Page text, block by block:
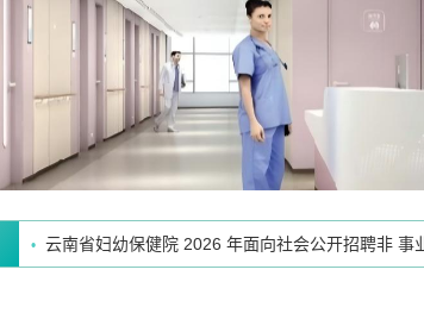
云南省妇幼保健院2026年社会组织参与消除艾滋
• 云南省妇幼保健院 2026 年面向社会公开招聘非 事